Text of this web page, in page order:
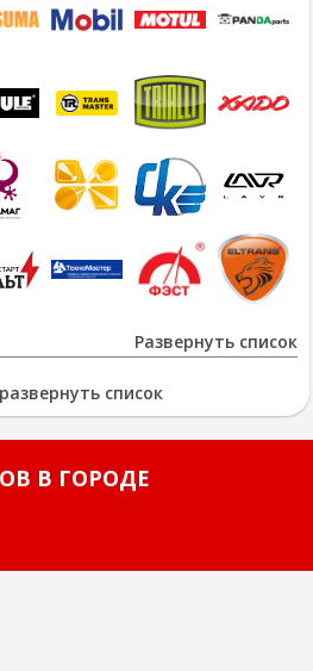
Развернуть список
список
В ГОРОДЕ